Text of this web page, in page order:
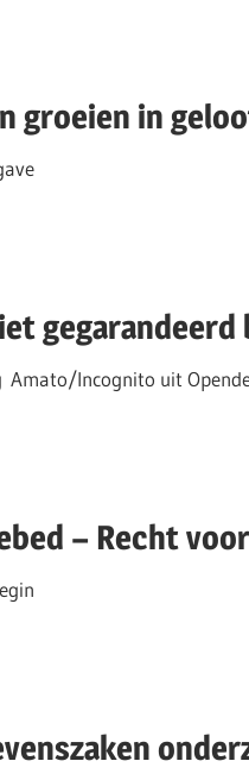
groeien in
Amato/Incognito uit
– Recht